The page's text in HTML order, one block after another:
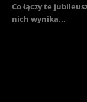
Co łączy te
nich wynika...